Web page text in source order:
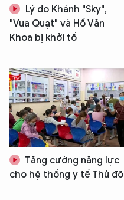
Lý do Khánh "Sky",
"Vua Quạt" và Hồ Văn
Khoa bị khởi tố
Tăng cường năng lực
cho hệ thống y tế Thủ đô